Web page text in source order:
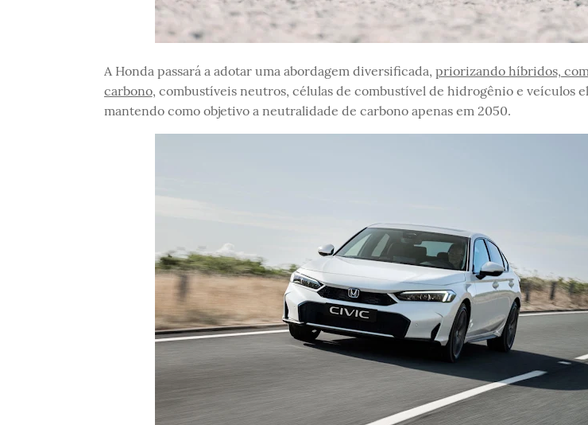
A Honda passará a adotar uma abordagem diversificada, priorizando híbridos,
carbono, combustíveis neutros, células de combustível de hidrogênio e veículos
mantendo como objetivo a neutralidade de carbono apenas em 2050.